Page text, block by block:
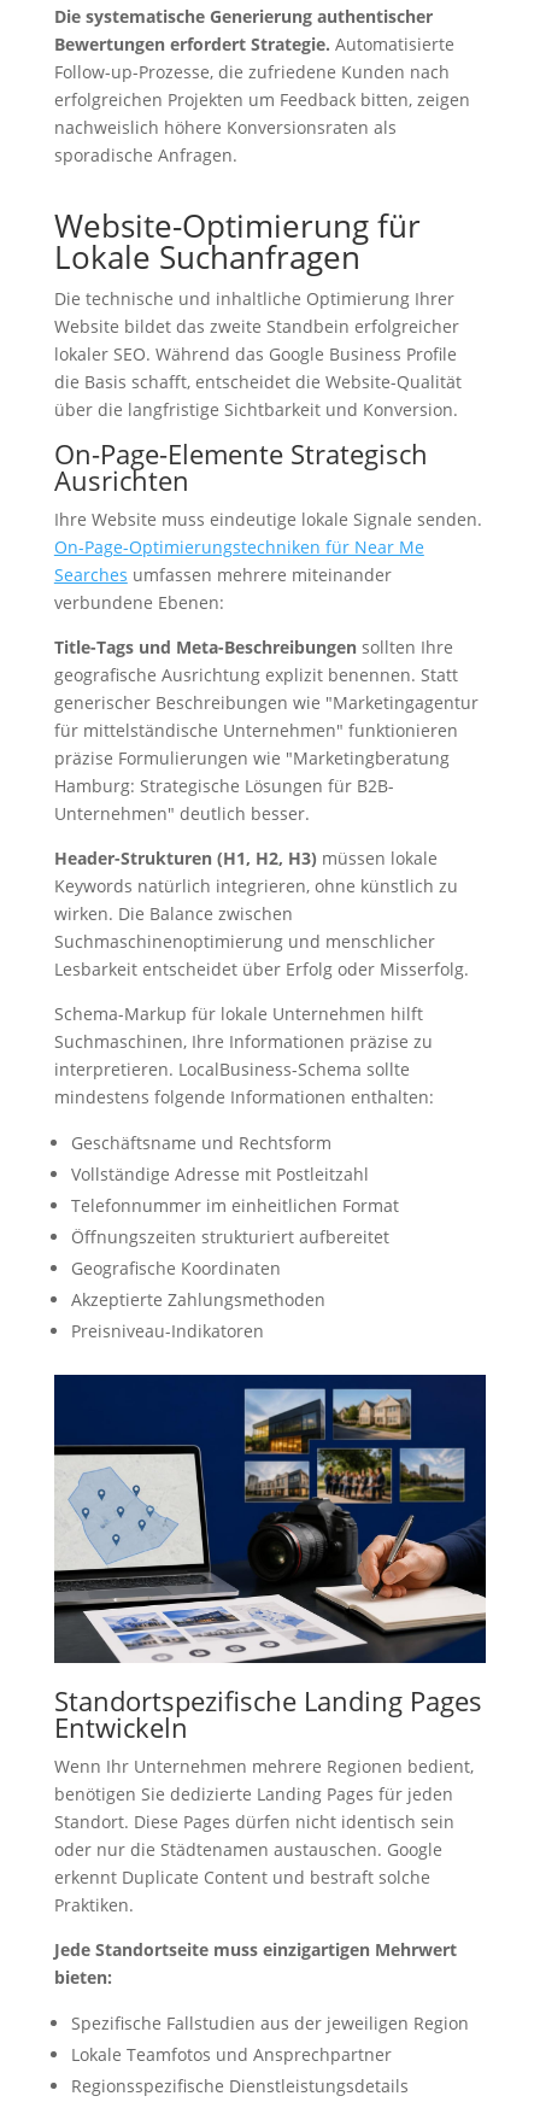
Die systematische Generierung authentischer
Bewertungen erfordert Strategie. Automatisierte
Follow-up-Prozesse, die zufriedene Kunden nach
erfolgreichen Projekten um Feedback bitten, zeigen
nachweislich höhere Konversionsraten als
sporadische Anfragen.
Website-Optimierung für
Lokale Suchanfragen
Die technische und inhaltliche Optimierung Ihrer
Website bildet das zweite Standbein erfolgreicher
lokaler SEO. Während das Google Business Profile
die Basis schafft, entscheidet die Website-Qualität
über die langfristige Sichtbarkeit und Konversion.
On-Page-Elemente Strategisch
Ausrichten
Ihre Website muss eindeutige lokale Signale senden.
On-Page-Optimierungstechniken für Near Me
Searches umfassen mehrere miteinander
verbundene Ebenen:
Title-Tags und Meta-Beschreibungensollten Ihre
geografische Ausrichtung explizit benennen. Statt
generischer Beschreibungen wie "Marketingagentur
für mittelständische Unternehmen" funktionieren
präzise Formulierungen wie "Marketingberatung
Hamburg: Strategische Lösungen für B2B-
Unternehmen" deutlich besser.
Header-Strukturen (H1, H2, H3) müssen lokale
Keywords natürlich integrieren, ohne künstlich zu
wirken. Die Balance zwischen
Suchmaschinenoptimierung und menschlicher
Lesbarkeit entscheidet über Erfolg oder Misserfolg.
Schema-Markup für lokale Unternehmen hilft
Suchmaschinen, Ihre Informationen präzise zu
interpretieren. LocalBusiness-Schema sollte
mindestens folgende Informationen enthalten:
Geschäftsname und Rechtsform
Vollständige Adresse mit Postleitzahl
Telefonnummer im einheitlichen Format
Öffnungszeiten strukturiert aufbereitet
Geografische Koordinaten
Akzeptierte Zahlungsmethoden
Preisniveau-Indikatoren
Standortspezifische Landing Pages
Entwickeln
Wenn Ihr Unternehmen mehrere Regionen bedient,
benötigen Sie dedizierte Landing Pages für jeden
Standort. Diese Pages dürfen nicht identisch sein
oder nur die Städtenamen austauschen. Google
erkennt Duplicate Content und bestraft solche
Praktiken.
Jede Standortseite muss einzigartigen Mehrwert
bieten:
Spezifische Fallstudien aus der jeweiligen Region
Lokale Teamfotos und Ansprechpartner
Regionsspezifische Dienstleistungsdetails